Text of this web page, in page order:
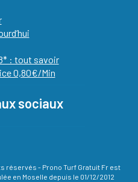
: tout savoir
0,80€/Min
sociaux
Gratuit
réservés - Prono Turf Gratuit Fr est
en Moselle depuis le 01/12/2012